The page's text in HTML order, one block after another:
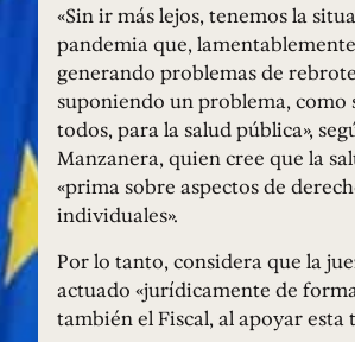
«Sin ir más lejos, tenemos la
pandemia que,
generando problemas de
suponiendo un problema, como
todos, para la salud pública»,
Manzanera, quien cree que la
«prima sobre aspectos de
individuales».
Por lo tanto, considera que la
actuado «jurídicamente de
también el Fiscal, al apoyar esta